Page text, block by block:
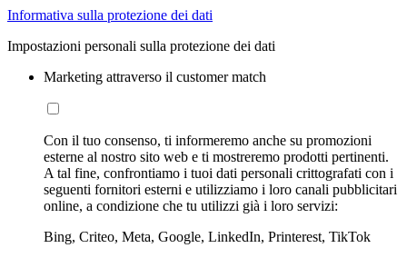
Informativa sulla protezione dei dati
Impostazioni personali sulla protezione dei dati
Marketing attraverso il customer match
Con il tuo consenso, ti informeremo anche su promozioni
esterne al nostro sito web e ti mostreremo prodotti pertinenti.
A tal fine, confrontiamo i tuoi dati personali crittografati con i
seguenti fornitori esterni e utilizziamo i loro canali pubblicitari
online, a condizione che tu utilizzi già i loro servizi:
Bing, Criteo, Meta, Google, LinkedIn, Printerest, TikTok